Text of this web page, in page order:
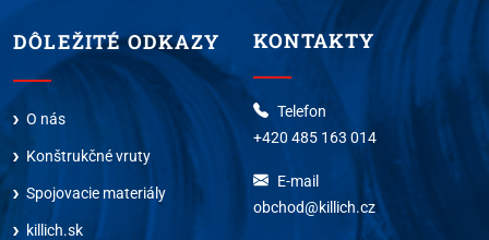
DÔLEŽITÉ ODKAZY
O nás
Konštrukčné vruty
Spojovacie materiály
killich.sk
KONTAKTY
Telefon
+420 485 163 014
E-mail
obchod@killich.cz